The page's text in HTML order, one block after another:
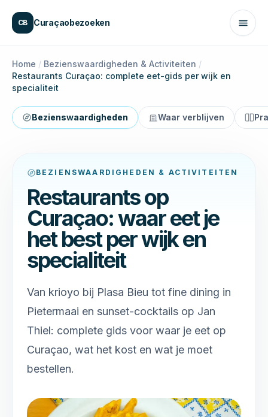
CB Curaçaobezoeken
Home / Bezienswaardigheden & Activiteiten /
Restaurants Curaçao: complete eet-gids per wijk en
specialiteit
Bezienswaardigheden Waar verblijven
BEZIENSWAARDIGHEDEN & ACTIVITEITEN
Restaurants op
Curaçao: waar eet je
het best per wijk en
specialiteit
Van krioyo bij Plasa Bieu tot fine dining in
Pietermaai en sunset-cocktails op Jan
Thiel: complete gids voor waar je eet op
Curaçao, wat het kost en wat je moet
bestellen.